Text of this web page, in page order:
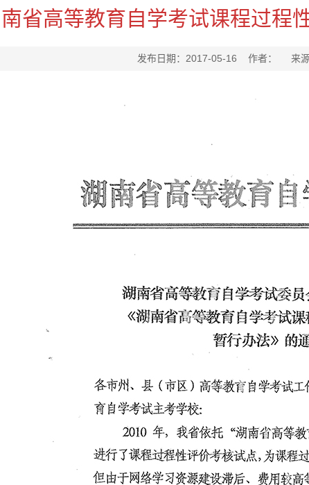
省高等教育自学考试课程过程
发布日期：2017-05-16 作者： 来